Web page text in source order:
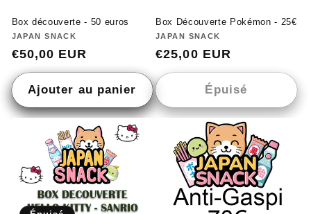
Box découverte - 50 euros
Fournisseur :
JAPAN SNACK
Prix
habituel
€50,00 EUR
Ajouter au panier
Box Découverte Pokémon - 25€
Fournisseur :
JAPAN SNACK
Prix
habituel
€25,00 EUR
Épuisé